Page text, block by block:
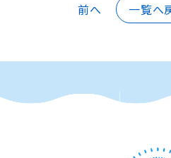
前へ 一覧へ